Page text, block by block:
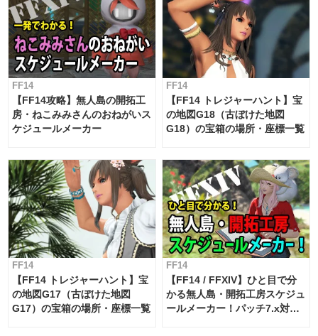
FF14
【FF14攻略】無人島の開拓工
房・ねこみみさんのおねがいス
ケジュールメーカー
FF14
【FF14 トレジャーハント】宝
の地図G18（古ぼけた地図
G18）の宝箱の場所・座標一覧
FF14
【FF14 トレジャーハント】宝
の地図G17（古ぼけた地図
G17）の宝箱の場所・座標一覧
FF14
【FF14 / FFXIV】ひと目で分
かる無人島・開拓工房スケジュ
ールメーカー！パッチ7.x対応